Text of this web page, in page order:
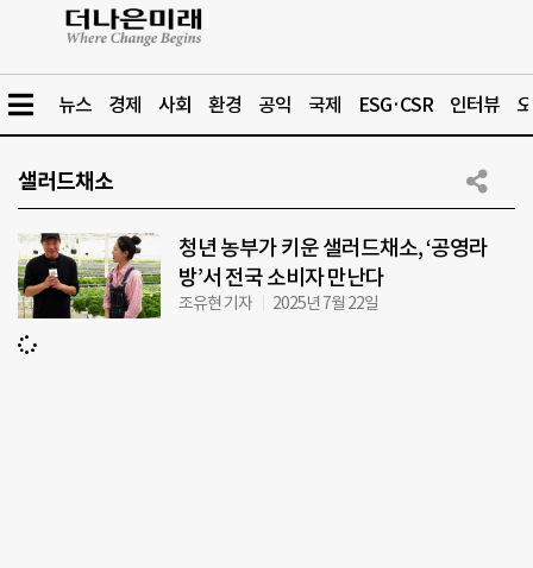
뉴스 경제 사회 환경 공익 국제 ESG·CSR 인터뷰
샐러드채소
청년 농부가 키운 샐러드채소, ‘공영라
방’서 전국 소비자 만난다
조유현 기자 2025년 7월 22일